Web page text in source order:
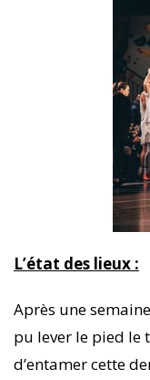
L’état des lieux :
Après une
pu lever le pied le
d’entamer cette